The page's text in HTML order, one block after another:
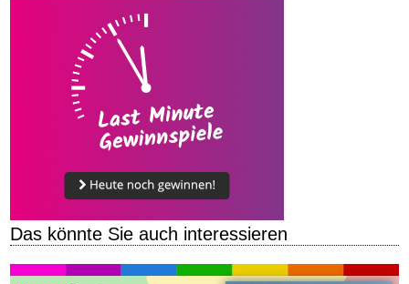
Das könnte Sie auch interessieren